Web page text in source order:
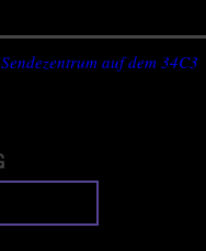
auf dem 34C3